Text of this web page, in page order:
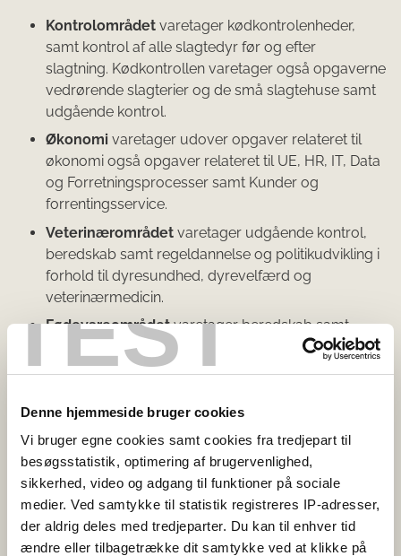
TEST
Denne hjemmeside bruger cookies
Vi bruger egne cookies samt cookies fra tredjepart til
besøgsstatistik, optimering af brugervenlighed,
sikkerhed, video og adgang til funktioner på sociale
medier. Ved samtykke til statistik registreres IP-adresser,
der aldrig deles med tredjeparter. Du kan til enhver tid
ændre eller tilbagetrække dit samtykke ved at klikke på
Kontrolområdet varetager kødkontrolenheder,
samt kontrol af alle slagtedyr før og efter
slagtning. Kødkontrollen varetager også opgaverne
vedrørende slagterier og de små slagtehuse samt
udgående kontrol.
Økonomi varetager udover opgaver relateret til
økonomi også opgaver relateret til UE, HR, IT, Data
og Forretningsprocesser samt Kunder og
forrentingsservice.
Veterinærområdet varetager udgående kontrol,
beredskab samt regeldannelse og politikudvikling i
forhold til dyresundhed, dyrevelfærd og
veterinærmedicin.
Fødevareområdetvaretager beredskab samt
regeld​annelse, kontrol og politikudvikling i forhold
til foder og fødevaresikkerhed, samt kemi og
Jura ​
De fem direktørområder refererer direkte til
Fødevarestyrelsens administrerende direktør, som
endvidere har det direkte ansvar for direktions- og
pressesekretariatet, ministerbetjeningen, kundeservice,
samt forretningskommunikation.